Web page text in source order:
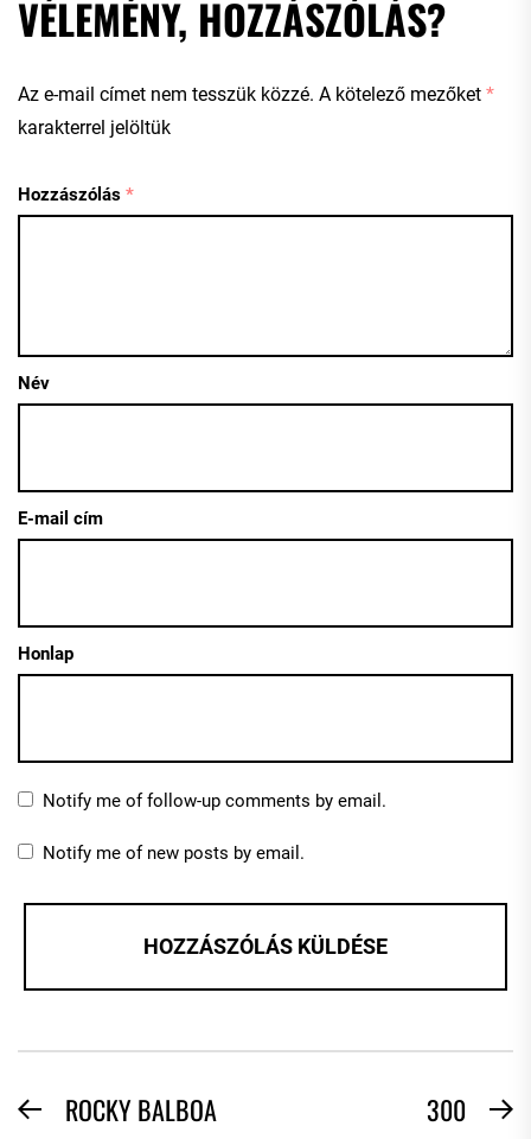
VÉLEMÉNY, HOZZÁSZÓLÁS?
Az e-mail címet nem tesszük közzé. A kötelező mezőket *
karakterrel jelöltük
Hozzászólás *
Név
E-mail cím
Honlap
Notify me of follow-up comments by email.
Notify me of new posts by email.
BEJEGYZÉS
PreviousROCKY BALBOA 300